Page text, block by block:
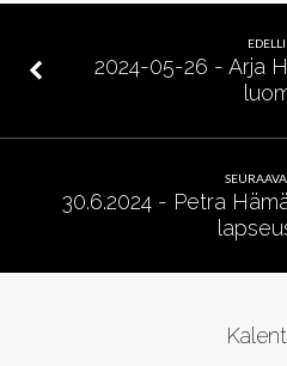
11-
2024-05-26 - Arja
SEURAAVA
30.6.2024 - Petra